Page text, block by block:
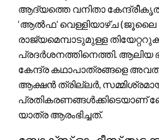
ആദ്യത്തെ വനിതാ
‘ആൽഫ’ വെള്ളിയാഴ്ച (ജൂലൈ
രാജ്യമെമ്പാടുമുള്ള
പ്രദർശനത്തിനെത്തി. ആലിയ
കേന്ദ്ര കഥാപാത്രങ്ങളെ
ആക്ഷൻ ത്രില്ലർ,
യാത്ര ആരംഭിച്ചത്.